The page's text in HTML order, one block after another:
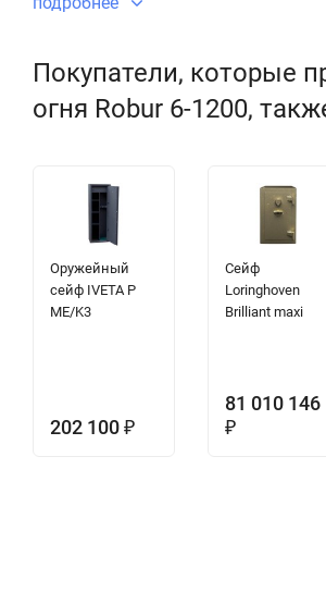
Покупатели, которые
огня Robur 6-1200,
Оружейный
сейф IVETA P
ME/K3
202 100 ₽
Сейф
Loringhoven
Brilliant maxi
81 010 146
₽